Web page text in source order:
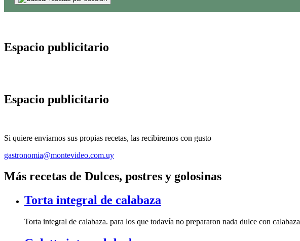
Espacio publicitario
Espacio publicitario
Si quiere enviarnos sus propias recetas, las recibiremos con gusto
gastronomia@montevideo.com.uy
Más recetas de Dulces, postres y golosinas
Torta integral de calabaza
Torta integral de calabaza. para los que todavía no prepararon nada dulce con calabaza